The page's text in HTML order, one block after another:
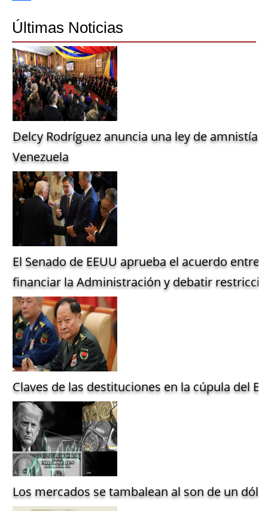
Últimas Noticias
Delcy Rodríguez anuncia una ley de amnistía
Venezuela
El Senado de EEUU aprueba el acuerdo entre
financiar la Administración y debatir
Claves de las destituciones en la cúpula del
Los mercados se tambalean al son de un